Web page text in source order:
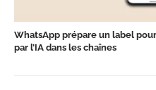
WhatsApp prépare un label
par l’IA dans les chaînes